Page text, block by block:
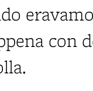
con